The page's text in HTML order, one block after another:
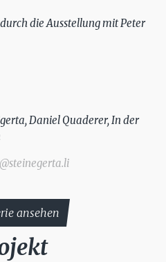
die Ausstellung mit Peter
Daniel Quaderer, In der
ansehen